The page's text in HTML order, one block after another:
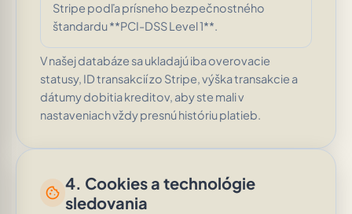
Stripe podľa prísneho bezpečnostného
štandardu **PCI-DSS Level 1**.
V našej databáze sa ukladajú iba overovacie
statusy, ID transakcií zo Stripe, výška transakcie a
dátumy dobitia kreditov, aby ste mali v
nastaveniach vždy presnú históriu platieb.
cookie 4. Cookies a technológie
sledovania